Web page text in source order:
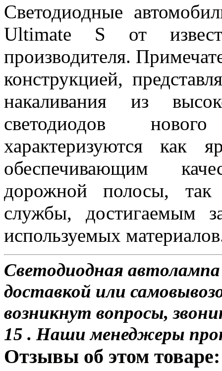
Светодиодные
Ultimate S от
производителя.
конструкцией,
накаливания из
светодиодов
характеризуются
обеспечивающим
дорожной полосы,
службы, достигаемым
используемых
Светодиодная
доставкой или
возникнут вопросы,
15 . Наши менеджеры
Отзывы об этом товаре: